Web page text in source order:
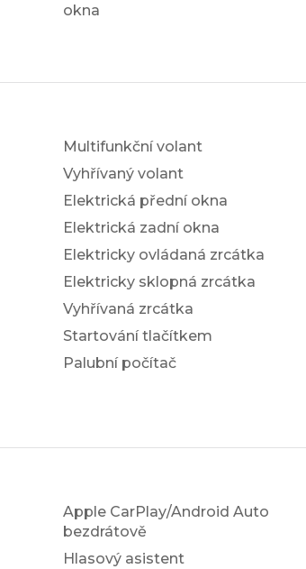
okna
Multifunkční volant
Vyhřívaný volant
Elektrická přední okna
Elektrická zadní okna
Elektricky ovládaná zrcátka
Elektricky sklopná zrcátka
Vyhřívaná zrcátka
Startování tlačítkem
Palubní počítač
Apple CarPlay/Android Auto
bezdrátově
Hlasový asistent